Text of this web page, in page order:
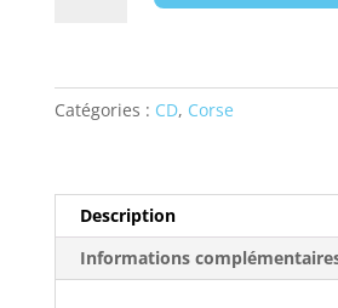
parasia
Catégories : CD, Corse
Description
Informations